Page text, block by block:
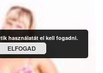
használatát el kell fogadni.
ELFOGAD